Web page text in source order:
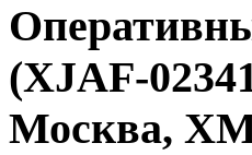
(XJAF-
Москва,